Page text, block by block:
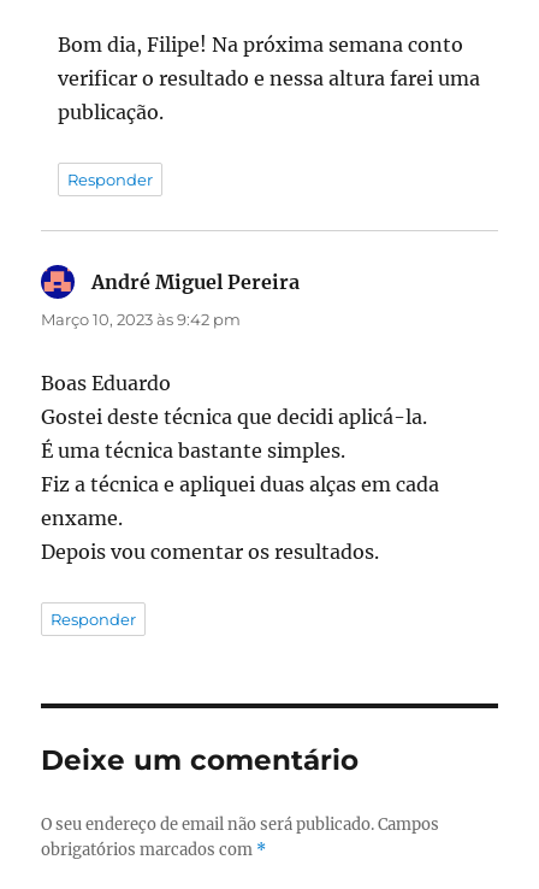
Bom dia, Filipe! Na próxima semana conto
verificar o resultado e nessa altura farei uma
publicação.
Responder
André Miguel Pereira
Março 10, 2023 às 9:42 pm
Boas Eduardo
Gostei deste técnica que decidi aplicá-la.
É uma técnica bastante simples.
Fiz a técnica e apliquei duas alças em cada
enxame.
Depois vou comentar os resultados.
Responder
Deixe um comentário
O seu endereço de email não será publicado. Campos
obrigatórios marcados com *